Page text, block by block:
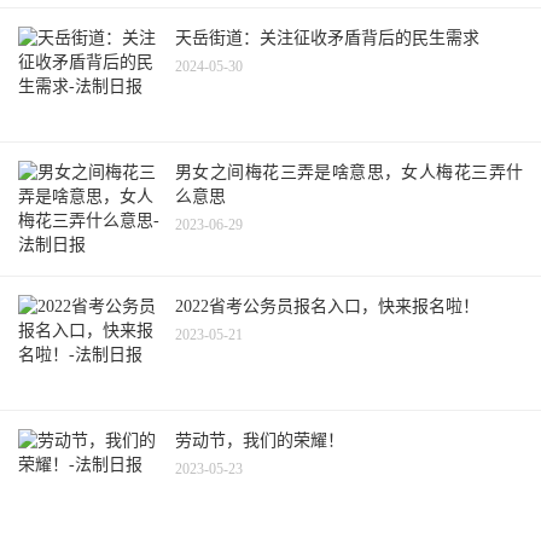
天岳街道：关注征收矛盾背后的民生需求
2024-05-30
男女之间梅花三弄是啥意思，女人梅花三弄什
么意思
2023-06-29
2022省考公务员报名入口，快来报名啦！
2023-05-21
劳动节，我们的荣耀！
2023-05-23